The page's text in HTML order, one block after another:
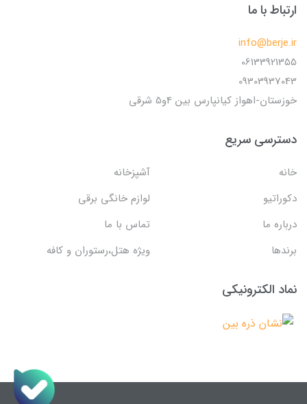
ارتباط با ما
info@berje.ir
06133921355
09303937043
خوزستان-اهواز کیانپارس بین 4و5 شرقی
دسترسی سریع
خانه
آشپزخانه
دکوراتیو
لوازم خانگی برقی
درباره ما
تماس با ما
برندها
ویژه هتل،رستوران و کافه
نماد الکترونیکی